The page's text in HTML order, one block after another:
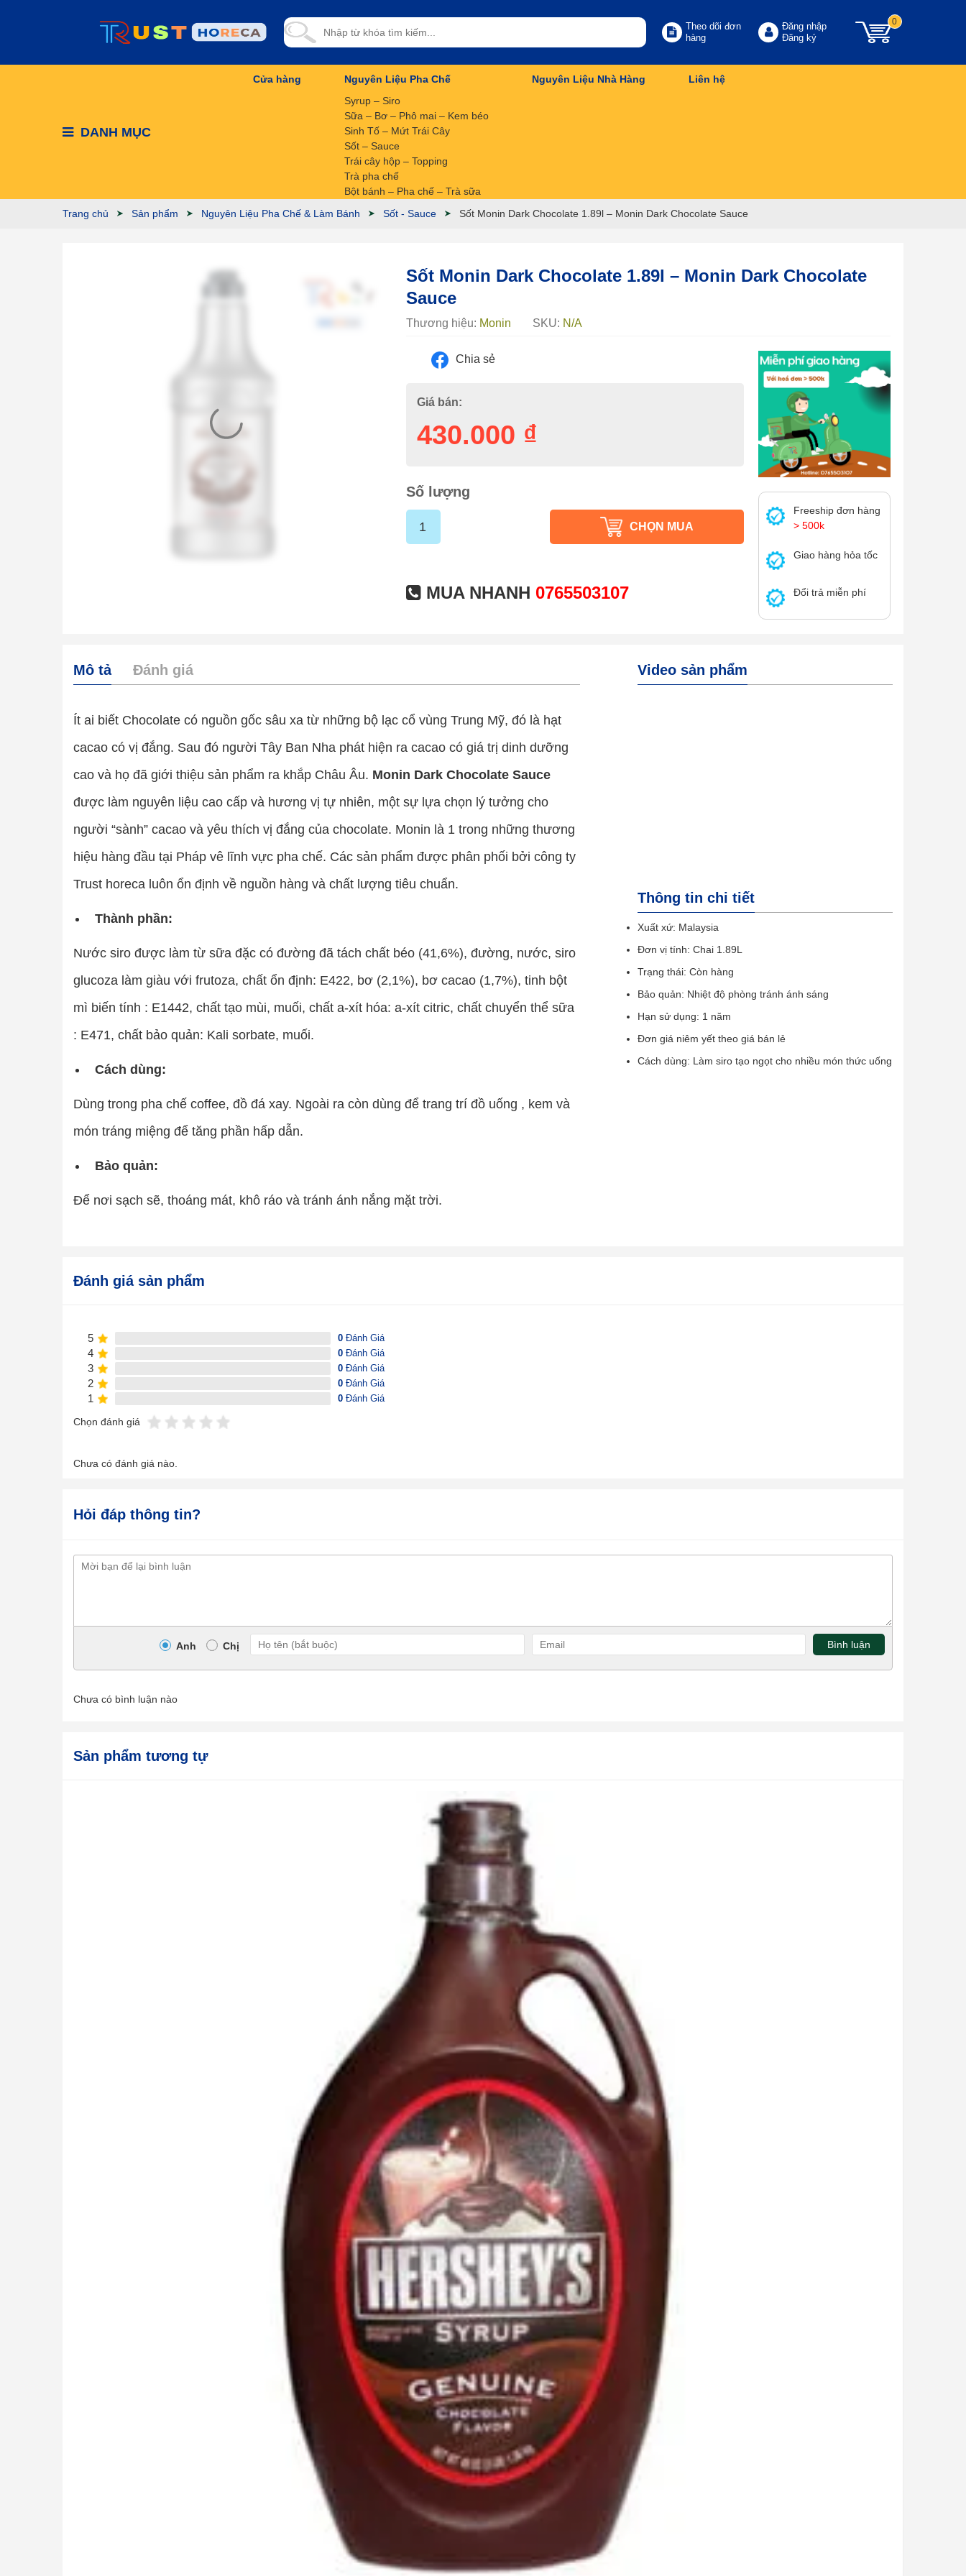
Theo dõi đơn
hàng
Đăng nhập
Đăng ký
0
DANH MỤC
Cửa hàng
Nguyên Liệu Pha Chế
Syrup – Siro
Sữa – Bơ – Phô mai – Kem béo
Sinh Tố – Mứt Trái Cây
Sốt – Sauce
Trái cây hộp – Topping
Trà pha chế
Bột bánh – Pha chế – Trà sữa
Nguyên Liệu Nhà Hàng Liên hệ
Trang chủ Sản phẩm Nguyên Liệu Pha Chế & Làm Bánh Sốt - Sauce Sốt Monin Dark Chocolate 1.89l – Monin Dark Chocolate Sauce
Sốt Monin Dark Chocolate 1.89l – Monin Dark Chocolate
Sauce
Thương hiệu: Monin SKU: N/A
Chia sẻ
Giá bán:
430.000 ₫
Số lượng
CHỌN MUA
MUA NHANH 0765503107
Freeship đơn hàng
> 500k
Giao hàng hỏa tốc
Đổi trả miễn phí
Mô tả Đánh giá
Ít ai biết Chocolate có nguồn gốc sâu xa từ những bộ lạc cổ vùng Trung Mỹ, đó là hạt
cacao có vị đắng. Sau đó người Tây Ban Nha phát hiện ra cacao có giá trị dinh dưỡng
cao và họ đã giới thiệu sản phẩm ra khắp Châu Âu. Monin Dark Chocolate Sauce
được làm nguyên liệu cao cấp và hương vị tự nhiên, một sự lựa chọn lý tưởng cho
người “sành” cacao và yêu thích vị đắng của chocolate. Monin là 1 trong những thương
hiệu hàng đầu tại Pháp vê lĩnh vực pha chế. Các sản phẩm được phân phối bởi công ty
Trust horeca luôn ổn định về nguồn hàng và chất lượng tiêu chuẩn.
Thành phần:
Nước siro được làm từ sữa đặc có đường đã tách chất béo (41,6%), đường, nước, siro
glucoza làm giàu với frutoza, chất ổn định: E422, bơ (2,1%), bơ cacao (1,7%), tinh bột
mì biến tính : E1442, chất tạo mùi, muối, chất a-xít hóa: a-xít citric, chất chuyển thể sữa
: E471, chất bảo quản: Kali sorbate, muối.
Cách dùng:
Dùng trong pha chế coffee, đồ đá xay. Ngoài ra còn dùng để trang trí đồ uống , kem và
món tráng miệng để tăng phần hấp dẫn.
Bảo quản:
Để nơi sạch sẽ, thoáng mát, khô ráo và tránh ánh nắng mặt trời.
Video sản phẩm
Thông tin chi tiết
Xuất xứ: Malaysia
Đơn vị tính: Chai 1.89L
Trạng thái: Còn hàng
Bảo quản: Nhiệt độ phòng tránh ánh sáng
Hạn sử dụng: 1 năm
Đơn giá niêm yết theo giá bán lẻ
Cách dùng: Làm siro tạo ngọt cho nhiều món thức uống
Đánh giá sản phẩm
5 0 Đánh Giá
4 0 Đánh Giá
3 0 Đánh Giá
2 0 Đánh Giá
1 0 Đánh Giá
Chọn đánh giá
Chưa có đánh giá nào.
Hỏi đáp thông tin?
Anh Chị Bình luận
Chưa có bình luận nào
Sản phẩm tương tự